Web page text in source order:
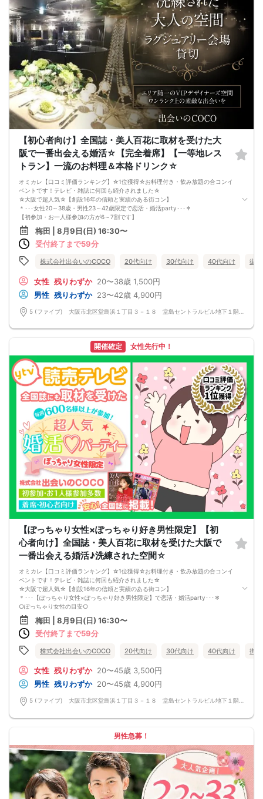
スタッフのフォローが人気の理由です。
《恋人、友人、人脈、必ず出会える！大阪で超人気の飲み会！》
□結婚がしたい
□恋人が欲しい
□友人を増やしたい
□人脈を広げたい
□日常に刺激が欲しい
□お酒が大好き
□楽しいことが大好き
□飲み会が大好き
□みんなでワイワイしたい人
□確実に出会える街コンに参加したい人
□一緒に合コン・コンパに行ける飲み友が欲しい人
□家と職場の往復の毎日を変えたい人
《フード》
お店自慢の豪華コース料理☆
《フリードリンク(90L.O)》
☆店員さんがご丁寧に一杯ずつ手作り致します！
100種類以上の豊富なドリンクメニュー♪
□ビール
□チューハイ
□ハイボール
□グラスワイン
□焼酎
□各種カクテル
□各種ソフトドリンク
【 服装 】
お気に入りの普段着でご参加ください。
【 参加定員数 】
20名様
🔳中止判断タイミング：開催1時間前
🔳飲食あり
【初心者向け】全国誌・美人百花に取材を受けた大
阪で一番出会える婚活☆【完全着席】【一等地レス
トラン】一流のお料理＆本格ドリンク☆
オミカレ【口コミ評価ランキング】☆1位獲得☆お料理付き・飲み放題の合コンイ
ベントです！テレビ・雑誌に何回も紹介されました☆
☆大阪で超人気☆【創設16年の信頼と実績のある街コン】
＊･･･女性20～38歳・男性23～42歳限定で恋活・婚活party･･･＊
【初参加・お一人様参加の方が6～7割です】
安心してご参加ください♪
お一人様でも気軽に参加できるparty☆
当イベントスタッフが参加者様の立場に立って、最初から最後まで徹底的にサポ
☆梅田【洗練された大人の空間】優雅に貸切！恋活パーティー☆
いを楽しみませんか？
■□完全着席♪MCによる席がえあり！ 結婚式の二次会の有名店でBIG合コン
PARTY■□
イムを設けます。
いたします！
お店自慢のお料理を召し上がって頂きながら、ゆっくりと交流をお楽しみ頂きた
《結婚式の二次会の有名な会場で完全着席PARTY》
完全着席スタイルですので、立食形式が苦手な方や人見知りな方には是非オスス
メです
落ち着いた空間での交流が楽しめます！
《一人参加、初参加大歓迎》
完全着席スタイルですのでひとりぼっちになることはありません！お一人様参加
者様同士の席の配置。
スタッフのフォローが人気の理由です。
《恋人、友人、人脈、必ず出会える！大阪で超人気の飲み会！》
□結婚がしたい
□恋人が欲しい
□友人を増やしたい
□人脈を広げたい
□日常に刺激が欲しい
□お酒が大好き
□楽しいことが大好き
□飲み会が大好き
□確実に出会える街コンに参加したい人
□家と職場の往復の毎日を変えたい人
《フード》
お店自慢の豪華イタリアンコース料理☆
嬉しい！特製デザート付き♪
《フリードリンク(90L.O)》
☆店員さんがご丁寧に一杯ずつ手作り致します！
100種類以上の豊富なドリンクメニュー♪
□ビール
□チューハイ
□ハイボール
□焼酎
□各種カクテル
□各種ソフトドリンク
【 服装 】
【 参加定員数 】
40名様
🔳最小開催人数：5対5
🔳飲食あり
梅田 | 8月9日(日) 16:30〜
受付終了まで59分
株式会社出会いのCOCO 20代向け 30代向け 40代向け 街
女性 残りわずか 20〜38歳 1,500円
男性 残りわずか 23〜42歳 4,900円
開催確定 女性先行中！
【ぽっちゃり女性×ぽっちゃり好き男性限定】【初
心者向け】全国誌・美人百花に取材を受けた大阪で
一番出会える婚活♪洗練された空間☆
オミカレ【口コミ評価ランキング】☆1位獲得☆お料理付き・飲み放題の合コンイ
ベントです！テレビ・雑誌に何回も紹介されました☆
☆大阪で超人気☆【創設16年の信頼と実績のある街コン】
＊･･･【ぽっちゃり女性×ぽっちゃり好き男性限定】で恋活・婚活party･･･＊
○ぽっちゃり女性の目安○
身長155センチの場合、体重55キロ以上であることが参加の目安です。3ケタ女性
からも多くエントリーを頂いております！ 女性全体の3～4割の方は3ケタ女性で
す。プチぽちゃさん～ミケポチャさんまで、お気軽にご参加頂けます♪男性は、ぽ
当イベントスタッフが参加者様の立場に立って、最初から最後まで徹底的にサポ
新築のオシャレダイニング貸切♪結婚式の二次会で有名な会場！
■□完全着席♪MCによる席がえあり！ 結婚式の二次会の有名店でBIG合コン
PARTY■□
いたします！
いと思います。
完全着席スタイルですので、立食形式が苦手な方や人見知りな方には是非オスス
メです
落ち着いた空間での交流が楽しめます！
《一人参加、初参加大歓迎》
完全着席スタイルですのでひとりぼっちになることはありません！お一人様参加
者様同士の席の配置。
スタッフのフォローが人気の理由です。
梅田 | 8月9日(日) 16:30〜
受付終了まで59分
株式会社出会いのCOCO 20代向け 30代向け 40代向け 街
女性 残りわずか 20〜45歳 3,500円
男性 残りわずか 20〜45歳 4,900円
男性急募！